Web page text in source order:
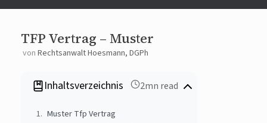
TFP Vertrag – Muster
von Rechtsanwalt Hoesmann, DGPh
Inhaltsverzeichnis 2mn read
Muster Tfp Vertrag